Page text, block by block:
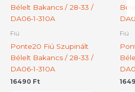
Fiú
Ponte20 Fiú Szupinált
Bélelt Bakancs / 28-33 /
DA06-1-310A
16490 Ft
a
terméknek
A
Fiú